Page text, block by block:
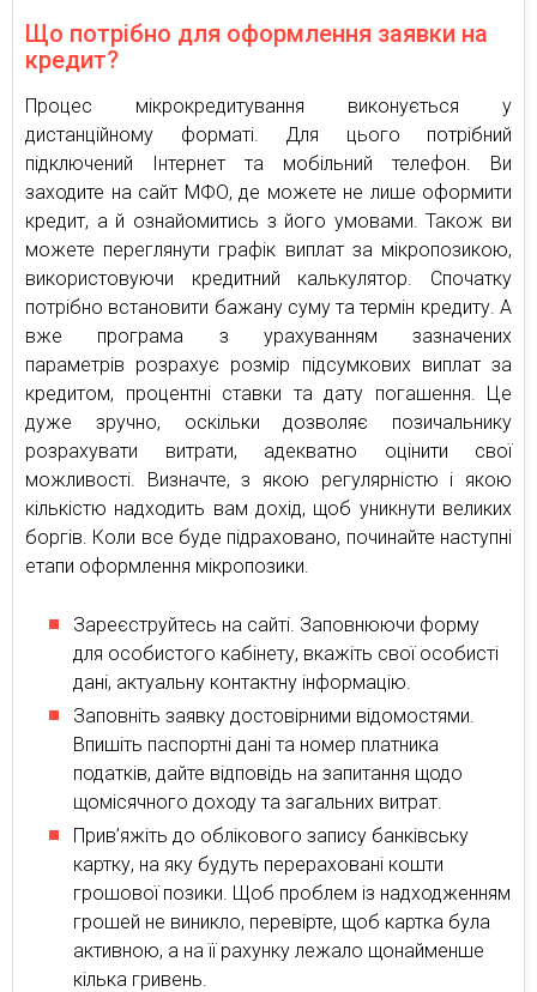
Що потрібно для оформлення заявки на
кредит?
Процес мікрокредитування виконується у
дистанційному форматі. Для цього потрібний
підключений Інтернет та мобільний телефон. Ви
заходите на сайт МФО, де можете не лише оформити
кредит, а й ознайомитись з його умовами. Також ви
можете переглянути графік виплат за мікропозикою,
використовуючи кредитний калькулятор. Спочатку
потрібно встановити бажану суму та термін кредиту. А
вже програма з урахуванням зазначених
параметрів розрахує розмір підсумкових виплат за
кредитом, процентні ставки та дату погашення. Це
дуже зручно, оскільки дозволяє позичальнику
розрахувати витрати, адекватно оцінити свої
можливості. Визначте, з якою регулярністю і якою
кількістю надходить вам дохід, щоб уникнути великих
боргів. Коли все буде підраховано, починайте наступні
етапи оформлення мікропозики.
Зареєструйтесь на сайті. Заповнюючи форму
для особистого кабінету, вкажіть свої особисті
дані, актуальну контактну інформацію.
Заповніть заявку достовірними відомостями.
Впишіть паспортні дані та номер платника
податків, дайте відповідь на запитання щодо
щомісячного доходу та загальних витрат.
Прив’яжіть до облікового запису банківську
картку, на яку будуть перераховані кошти
грошової позики. Щоб проблем із надходженням
грошей не виникло, перевірте, щоб картка була
активною, а на її рахунку лежало щонайменше
кілька гривень.